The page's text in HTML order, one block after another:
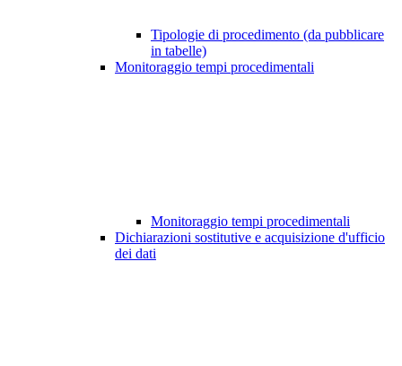
Tipologie di procedimento (da pubblicare
in tabelle)
Monitoraggio tempi procedimentali
Monitoraggio tempi procedimentali
Dichiarazioni sostitutive e acquisizione d'ufficio
dei dati